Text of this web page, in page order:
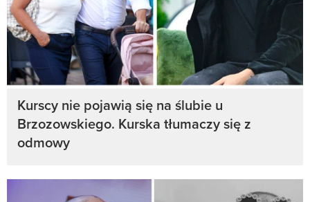
Kurscy nie pojawią się na ślubie u
Brzozowskiego. Kurska tłumaczy się z
odmowy